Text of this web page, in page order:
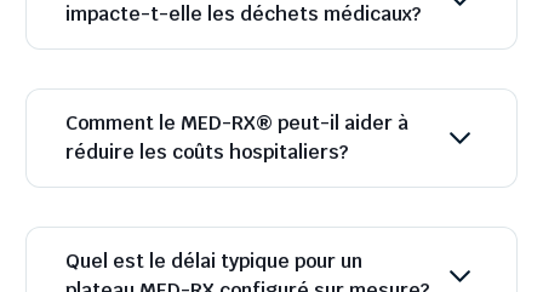
impacte-t-elle les déchets médicaux?
Comment le MED-RX® peut-il aider à
réduire les coûts hospitaliers?
Quel est le délai typique pour un